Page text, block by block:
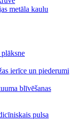
metāla kaulu
ierīce un piederumi
blīvēšanas
pulsa